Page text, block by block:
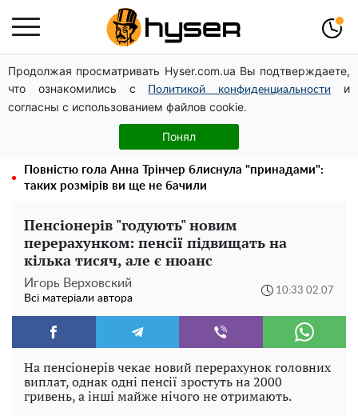
Продолжая просматривать Hyser.com.ua Вы подтверждаете,
что ознакомились с
Политикой конфиденциальности
и
согласны с использованием файлов cookie.
Понял
Дрони із націнкою: Олександр Конотопський вивів
мільйони оборонного бюджету через фіктивну фірму в
Естонії
Олена Тополя злив відео – це далеко не все: фронтмен
"Антитіла" Тарас Тополя став наступним
Повністю гола Анна Трінчер блиснула "принадами":
таких розмірів ви ще не бачили
Пенсіонерів "годують" новим
перерахунком: пенсії підвищать на
кілька тисяч, але є нюанс
Игорь Верховский
Всі матеріали автора
10:33 02.07
На пенсіонерів чекає новий перерахунок головних
виплат, однак одні пенсії зростуть на 2000
гривень, а інші майже нічого не отримають.